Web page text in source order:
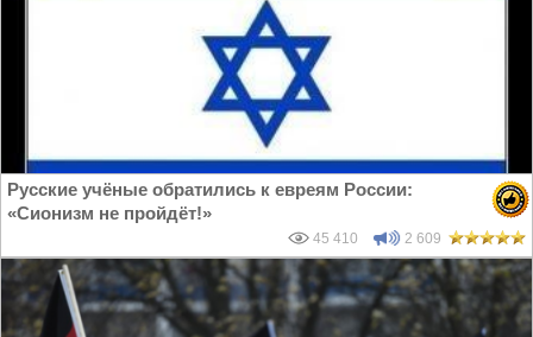
Русские учёные обратились к евреям России:
«Сионизм не пройдёт!»
45 410 2 609